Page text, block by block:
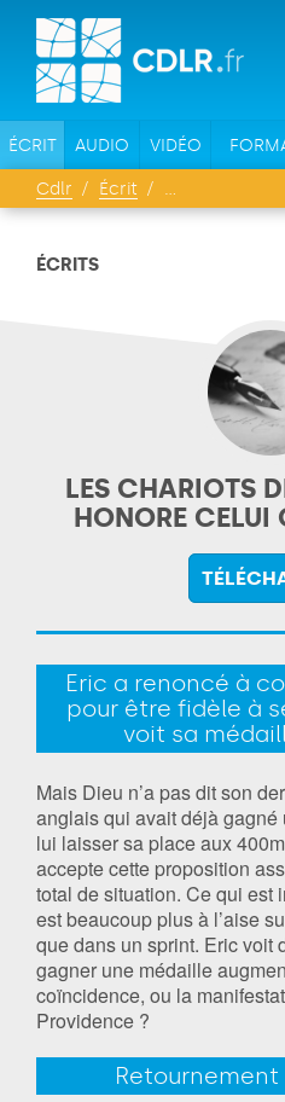
ÉCRIT AUDIO VIDÉO
Cdlr Écrit
ÉCRITS
LES CHARIOTS
HONORE CELUI
Eric a renoncé à
pour être fidèle à
voit sa
Mais Dieu n’a pas dit son
anglais qui avait déjà
lui laisser sa place aux
accepte cette proposition
total de situation. Ce qui est
est beaucoup plus à l’aise
que dans un sprint. Eric voit
gagner une médaille
coïncidence, ou la
Providence ?